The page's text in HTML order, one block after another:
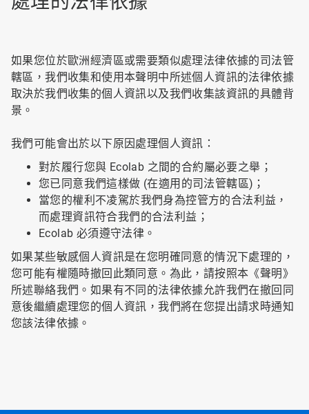
如果您位於歐洲經濟區或需要類似處理法律依據的司法管
轄區，我們收集和使用本聲明中所述個人資訊的法律依據
取決於我們收集的個人資訊以及我們收集該資訊的具體背
景。
我們可能會出於以下原因處理個人資訊：
對於履行您與 Ecolab 之間的合約屬必要之舉；
您已同意我們這樣做 (在適用的司法管轄區)；
當您的權利不凌駕於我們身為控管方的合法利益，
而處理資訊符合我們的合法利益；
Ecolab 必須遵守法律。
如果某些敏感個人資訊是在您明確同意的情況下處理的，
您可能有權隨時撤回此類同意。為此，請按照本《聲明》
所述聯絡我們。如果有不同的法律依據允許我們在撤回同
意後繼續處理您的個人資訊，我們將在您提出請求時通知
您該法律依據。